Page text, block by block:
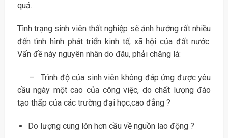
quả.
Tình trạng sinh viên thất nghiệp sẽ ảnh hưởng rất nhiều
đến tình hình phát triển kinh tế, xã hội của đất nước.
Vấn đề này nguyên nhân do đâu, phải chăng là:
– Trình độ của sinh viên không đáp ứng được yêu
cầu ngày một cao của công việc, do chất lượng đào
tạo thấp của các trường đại học,cao đẳng ?
Do lượng cung lớn hơn cầu về nguồn lao động ?